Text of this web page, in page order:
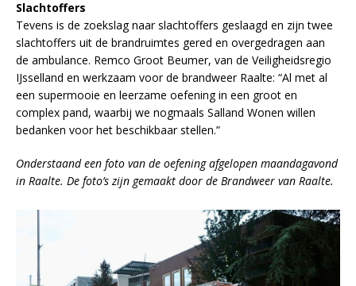
Slachtoffers
Tevens is de zoekslag naar slachtoffers geslaagd en zijn twee
slachtoffers uit de brandruimtes gered en overgedragen aan
de ambulance. Remco Groot Beumer, van de Veiligheidsregio
IJsselland en werkzaam voor de brandweer Raalte: “Al met al
een supermooie en leerzame oefening in een groot en
complex pand, waarbij we nogmaals Salland Wonen willen
bedanken voor het beschikbaar stellen.”
Onderstaand een foto van de oefening afgelopen maandagavond
in Raalte. De foto’s zijn gemaakt door de Brandweer van Raalte.